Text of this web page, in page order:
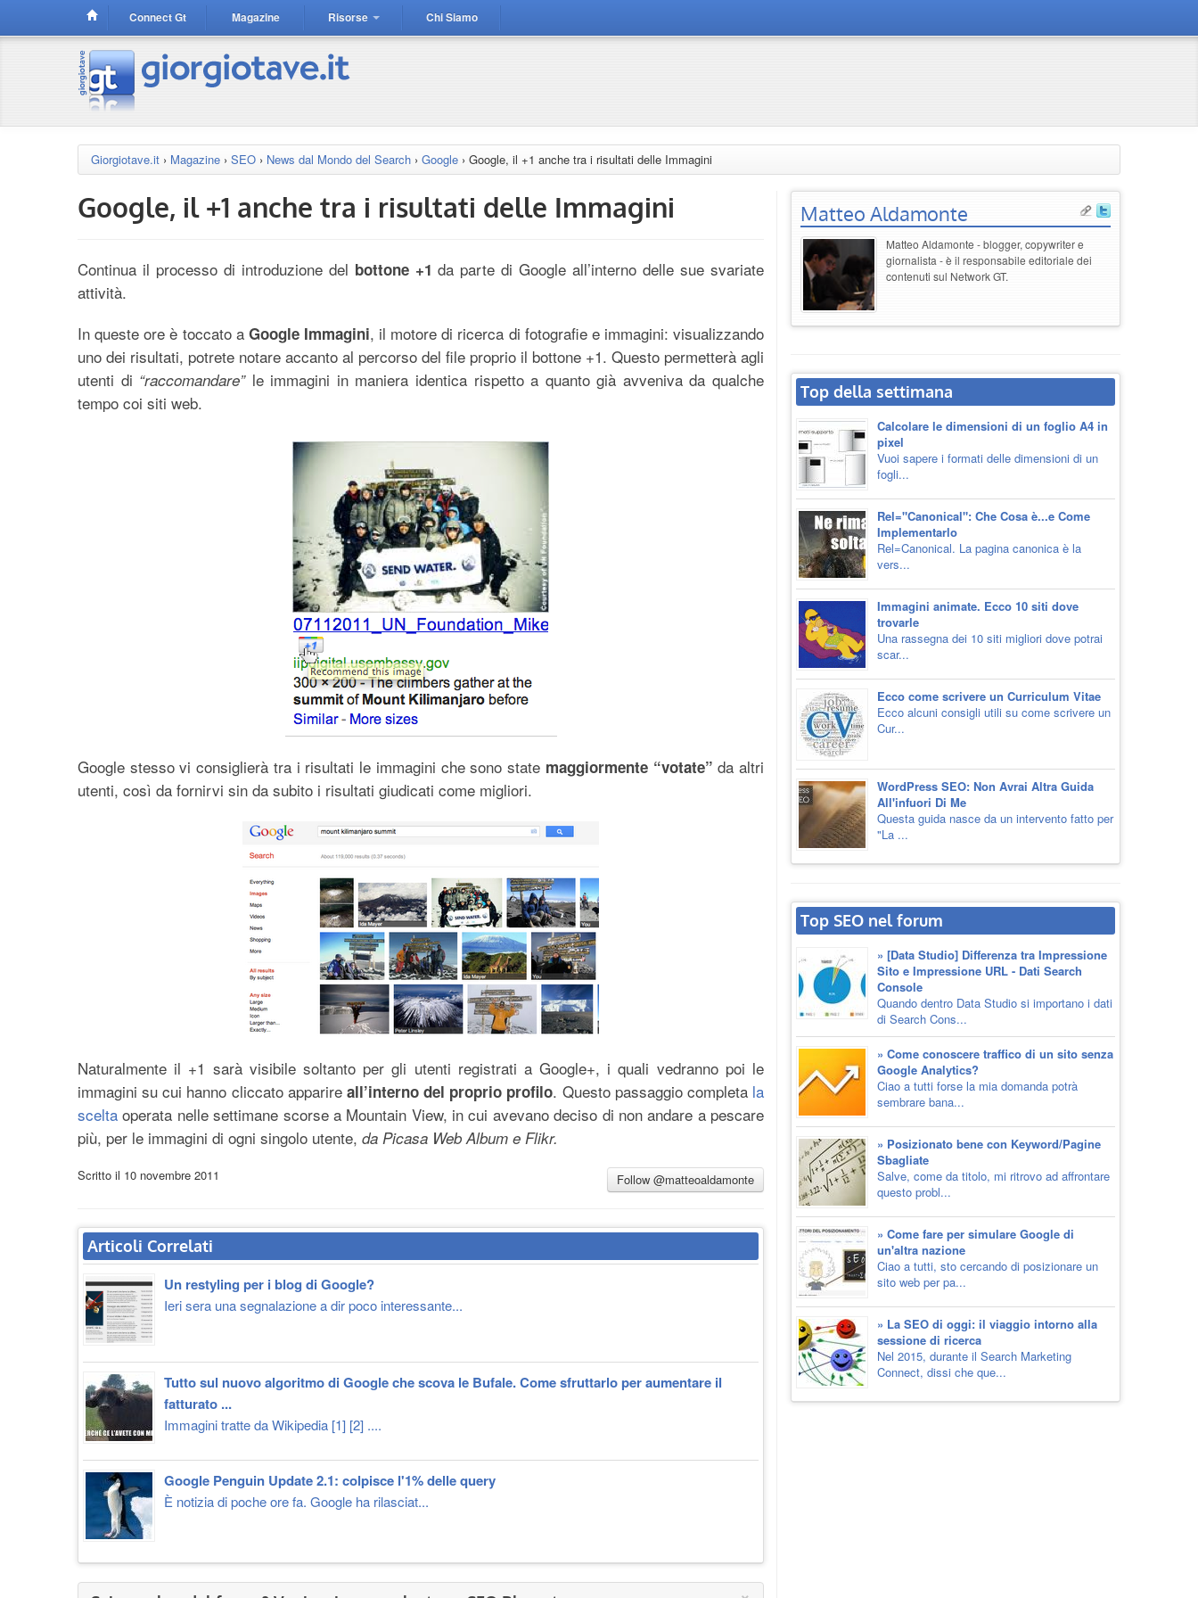
Connect Gt Magazine Risorse Chi Siamo
Giorgiotave.it › Magazine › SEO › News dal Mondo del Search › Google › Google, il +1 anche tra i risultati delle Immagini
Google, il +1 anche tra i risultati delle Immagini
Continua il processo di introduzione del bottone +1 da parte di Google all’interno delle sue svariate
attività.
In queste ore è toccato a Google Immagini, il motore di ricerca di fotografie e immagini: visualizzando
uno dei risultati, potrete notare accanto al percorso del file proprio il bottone +1. Questo permetterà agli
utenti di “raccomandare”le immagini in maniera identica rispetto a quanto già avveniva da qualche
tempo coi siti web.
Google stesso vi consiglierà tra i risultati le immagini che sono state maggiormente “votate” da altri
utenti, così da fornirvi sin da subito i risultati giudicati come migliori.
Naturalmente il +1 sarà visibile soltanto per gli utenti registrati a Google+, i quali vedranno poi le
immagini su cui hanno cliccato apparire all’interno del proprio profilo. Questo passaggio completa la
scelta operata nelle settimane scorse a Mountain View, in cui avevano deciso di non andare a pescare
più, per le immagini di ogni singolo utente, da Picasa Web Album e Flikr.
Scritto il 10 novembre 2011 Follow @matteoaldamonte
Articoli Correlati
Un restyling per i blog di Google?
Ieri sera una segnalazione a dir poco interessante...
Tutto sul nuovo algoritmo di Google che scova le Bufale. Come sfruttarlo per aumentare il
fatturato ...
Immagini tratte da Wikipedia [1] [2] ....
Google Penguin Update 2.1: colpisce l'1% delle query
È notizia di poche ore fa. Google ha rilasciat...
Matteo Aldamonte
Matteo Aldamonte - blogger, copywriter e
giornalista - è il responsabile editoriale dei
contenuti sul Network GT.
Top della settimana
Calcolare le dimensioni di un foglio A4 in
pixel
Vuoi sapere i formati delle dimensioni di un
fogli...
Rel="Canonical": Che Cosa è...e Come
Implementarlo
Rel=Canonical. La pagina canonica è la
vers...
Immagini animate. Ecco 10 siti dove
trovarle
Una rassegna dei 10 siti migliori dove potrai
scar...
Ecco come scrivere un Curriculum Vitae
Ecco alcuni consigli utili su come scrivere un
Cur...
WordPress SEO: Non Avrai Altra Guida
All'infuori Di Me
Questa guida nasce da un intervento fatto per
"La ...
Top SEO nel forum
» [Data Studio] Differenza tra Impressione
Sito e Impressione URL - Dati Search
Console
Quando dentro Data Studio si importano i dati
di Search Cons...
» Come conoscere traffico di un sito senza
Google Analytics?
Ciao a tutti forse la mia domanda potrà
sembrare bana...
» Posizionato bene con Keyword/Pagine
Sbagliate
Salve, come da titolo, mi ritrovo ad affrontare
questo probl...
» Come fare per simulare Google di
un'altra nazione
Ciao a tutti, sto cercando di posizionare un
sito web per pa...
» La SEO di oggi: il viaggio intorno alla
sessione di ricerca
Nel 2015, durante il Search Marketing
Connect, dissi che que...